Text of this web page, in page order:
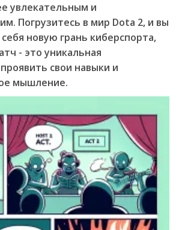
увлекательным и
Погрузитесь в мир Dota 2, и вы
новую грань киберспорта,
- это уникальная
свои навыки и
мышление.